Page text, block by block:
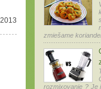
zmiešame
rozmixovanie ? Je